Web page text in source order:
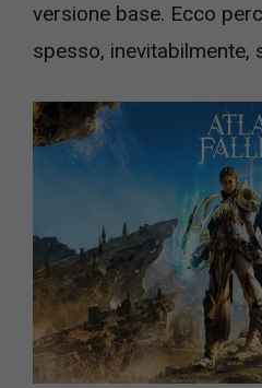
versione base. Ecco
spesso, inevitabilmente,